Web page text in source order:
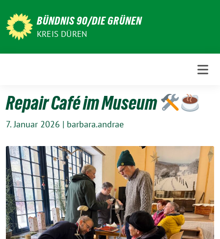
zum
Inhalt
BÜNDNIS 90/DIE GRÜNEN
KREIS DÜREN
Repair Café im Museum
7. Januar 2026 | barbara.andrae